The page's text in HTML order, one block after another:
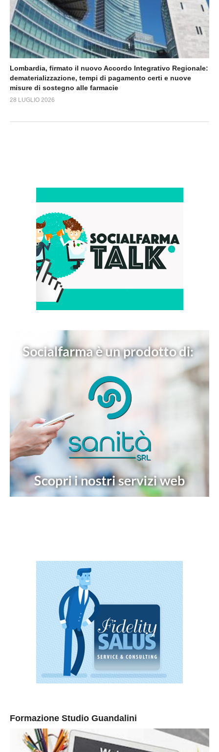
Lombardia, firmato il nuovo Accordo Integrativo Regionale:
dematerializzazione, tempi di pagamento certi e nuove
misure di sostegno alle farmacie
28 LUGLIO 2026
Formazione Studio Guandalini